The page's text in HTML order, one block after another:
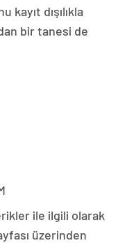
kayıt dışılıkla
bir tanesi de
ile ilgili olarak
üzerinden